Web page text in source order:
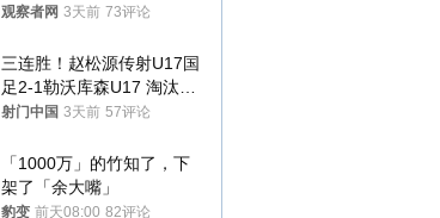
就别看
观察者网 3天前 73评论
三连胜！赵松源传射U17国
足2-1勒沃库森U17 淘汰赛
将战河床
射门中国 3天前 57评论
「1000万」的竹知了，下
架了「余大嘴」
豹变 前天08:00 82评论